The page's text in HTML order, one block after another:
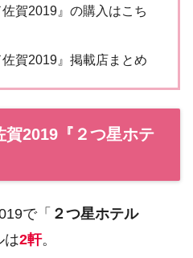
佐賀2019』の購入はこち
佐賀2019』掲載店まとめ
賀2019『２つ星ホテ
で「 ２つ星ホテル
は2軒。